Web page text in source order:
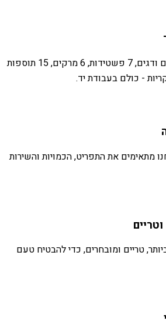
27 סלטים, 14 מנות ביניים ודגים, 7 פשטידות, 6 מרקים, 15 תוספות
מתאימים את התפריט, הכמויות והשירות
טריים ומובחרים, כדי להבטיח טעם